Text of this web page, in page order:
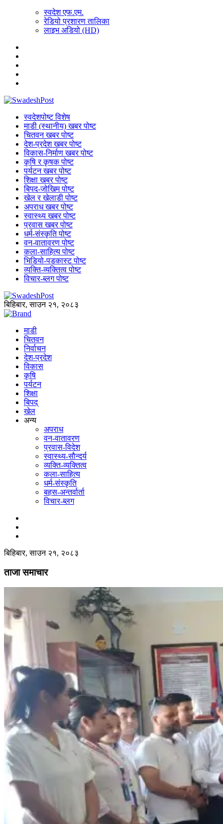
स्वदेश एफ.एम.
रेडियो प्रशारण तालिका
लाइभ अडियो (HD)
स्वदेशपोष्ट विशेष
माडी (स्थानीय) खबर पोष्ट
चितवन खबर पोष्ट
देश-प्रदेश खबर पोष्ट
विकास-निर्माण खबर पोष्ट
कृषि र कृषक पोष्ट
पर्यटन खबर पोष्ट
शिक्षा खबर पोष्ट
बिपद-जोखिम पोष्ट
खेल र खेलाडी पोष्ट
अपराध खबर पोष्ट
स्वास्थ्य खबर पोष्ट
प्रवास खबर पोष्ट
धर्म-संस्कृति पोष्ट
वन-वातावरण पोष्ट
कला-साहित्य पोष्ट
भिडियो-पडकास्ट पोष्ट
व्यक्ति-व्यक्तित्व पोष्ट
विचार-ब्लग पोष्ट
बिहिबार, साउन २१, २०८३
माडी
चितवन
निर्वाचन
देश-प्रदेश
विकास
कृषि
पर्यटन
शिक्षा
बिपद्
खेल
अन्य
अपराध
वन-वातावरण
प्रवास-विदेश
स्वास्थ्य-साैन्दर्य
व्यक्ति-व्यक्तित्व
कला-साहित्य
धर्म-संस्कृति
बहस-अन्तर्वार्ता
विचार-ब्लग
बिहिबार, साउन २१, २०८३
ताजा समाचार